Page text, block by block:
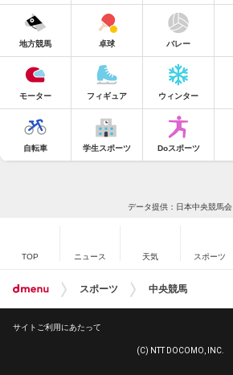
地方競馬 卓球 バレー
モーター フィギュア ウィンター
自転車 学生スポーツ Doスポーツ
データ提供：日本中央競馬会
TOP ニュース 天気 スポーツ
スポーツ 中央競馬
サイトご利用にあたって
(C) NTT DOCOMO, INC.